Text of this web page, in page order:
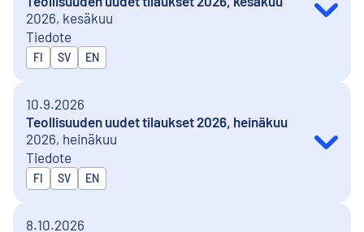
2026, kesäkuu
Tiedote
Julkaistaan kielillä
FI SV EN
10.9.2026
Teollisuuden uudet tilaukset 2026, heinäkuu
2026, heinäkuu
Tiedote
Julkaistaan kielillä
FI SV EN
8.10.2026